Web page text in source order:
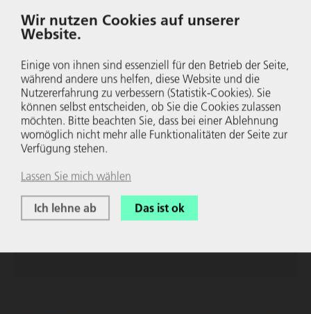
#NRWirt­schaft­Si­chertFach­kräfte:
Ausbil­dung und Arbeiten in der
Gastro­nomie - Beim Hotel Die
Sterne Im Sauerland in Schmal­
len­berg
Möchten Sie vonYouTube
Ja
Immer
Wir nutzen Cookies auf unserer
Website.
Einige von ihnen sind essenziell für den Betrieb der Seite,
während andere uns helfen, diese Website und die
Nutzer­er­fah­rung zu verbessern (Statistik-Cookies). Sie
können selbst entscheiden, ob Sie die Cookies zulassen
möchten. Bitte beachten Sie, dass bei einer Ablehnung
womöglich nicht mehr alle Funk­tio­na­li­täten der Seite zur
Verfügung stehen.
Lassen Sie mich wählen
Ich lehne ab Das ist ok